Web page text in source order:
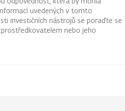
uvedených v tomto
investičních nástrojů se poraďte se
nebo jeho